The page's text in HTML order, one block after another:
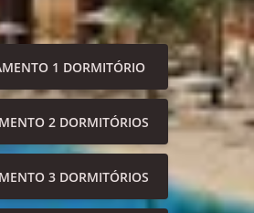
1 DORMITÓRIO
2 DORMITÓRIOS
3 DORMITÓRIOS